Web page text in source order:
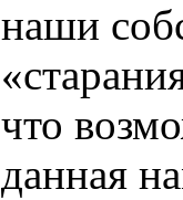
наши
что
данная